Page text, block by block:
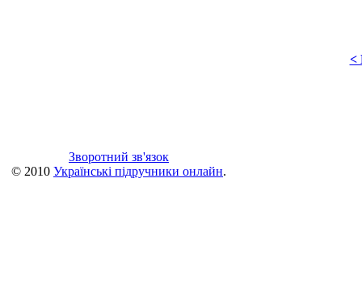
<
Зворотний зв'язок
© 2010 Українські підручники онлайн.